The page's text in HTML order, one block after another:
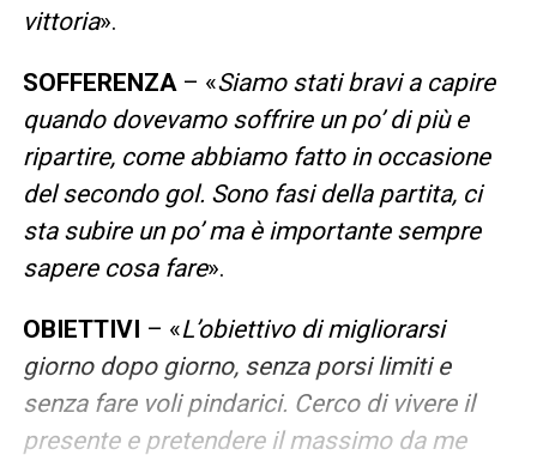
vittoria».
SOFFERENZA– «Siamo stati bravi a capire
quando dovevamo soffrire un po’ di più e
ripartire, come abbiamo fatto in occasione
del secondo gol. Sono fasi della partita, ci
sta subire un po’ ma è importante sempre
sapere cosa fare».
OBIETTIVI – «L’obiettivo di migliorarsi
giorno dopo giorno, senza porsi limiti e
senza fare voli pindarici. Cerco di vivere il
presente e pretendere il massimo da me